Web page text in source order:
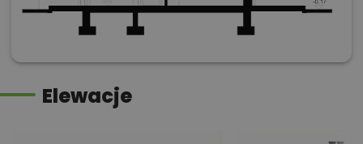
Elewacje